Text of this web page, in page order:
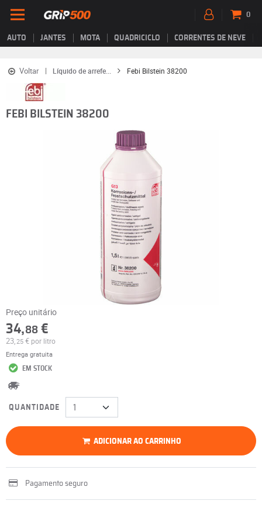
AUTO JANTES MOTA QUADRICICLO CORRENTES DE NEVE
0
Voltar Líquido de arrefe... Febi Bilstein 38200
FEBI BILSTEIN 38200
Preço unitário
34,88 €
23,25 € por litro
Entrega gratuita
EM STOCK
QUANTIDADE
ADICIONAR AO CARRINHO
Pagamento seguro